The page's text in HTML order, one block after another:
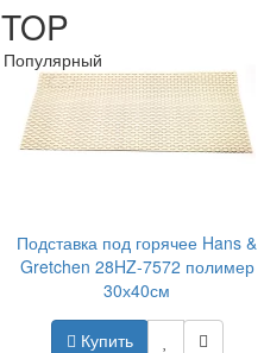
TOP
Популярный
Подставка под горячее Hans &
Gretchen 28HZ-7572 полимер
30х40см
Купить